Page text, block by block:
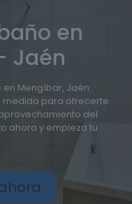
en
Jaén
Mengíbar, Jaén.
medida para ofrecerte
del
ahora y empieza tu